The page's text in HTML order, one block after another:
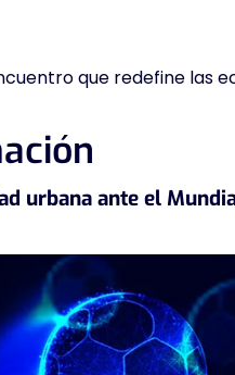
que redefine las
urbana ante el